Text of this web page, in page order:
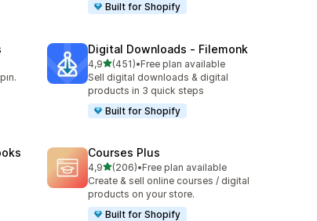
Built for Shopify
Digital Downloads ‑ Filemonk
4,95 yıldız üzerinden
(451)
toplam 451 değerlendirme
•Free plan available
Sell digital downloads & digital
products in 3 quick steps
Built for Shopify
Courses Plus
4,95 yıldız üzerinden
(206)
toplam 206 değerlendirme
•Free plan available
Create & sell online courses / digital
products on your store.
Built for Shopify